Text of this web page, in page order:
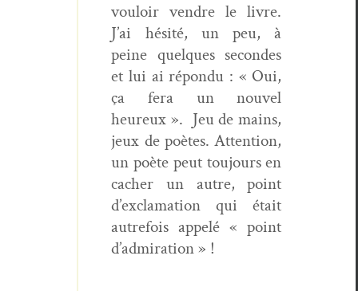
vouloir ven­dre le livre.
J’ai hésité, un peu, à
peine quelques sec­on­des
et lui ai répon­du : « Oui,
ça fera un nou­v­el
heureux ». Jeu de mains,
jeux de poètes. Atten­tion,
un poète peut tou­jours en
cacher un autre, point
d’exclamation qui était
autre­fois appelé « point
d’admiration » !